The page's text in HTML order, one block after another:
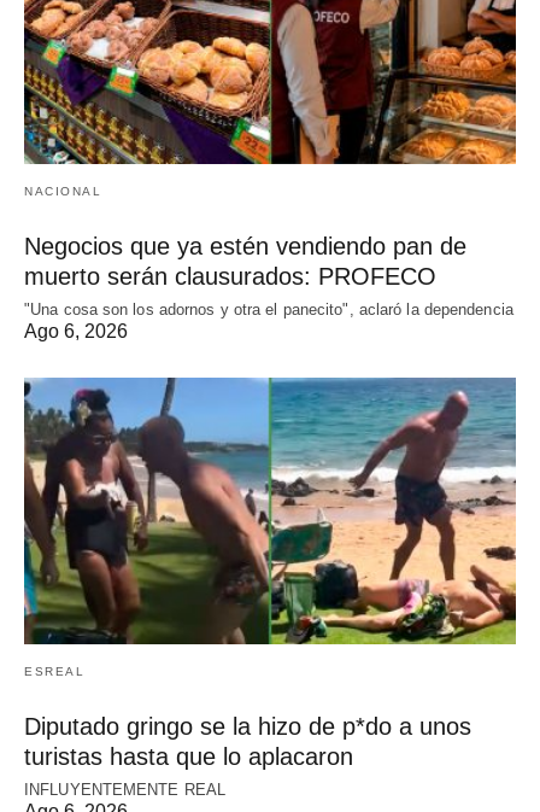
NACIONAL
Negocios que ya estén vendiendo pan de
muerto serán clausurados: PROFECO
"Una cosa son los adornos y otra el panecito", aclaró la dependencia
Ago 6, 2026
ESREAL
Diputado gringo se la hizo de p*do a unos
turistas hasta que lo aplacaron
INFLUYENTEMENTE REAL